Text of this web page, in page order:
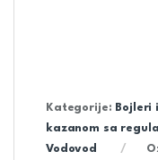
Kategorije: Bojleri
kazanom sa
Vodovod